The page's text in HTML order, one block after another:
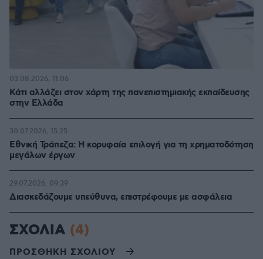
Κάτι αλλάζει στον χάρτη της πανεπιστημιακής εκπαίδευσης
στην Ελλάδα
03.08.2026, 11:06
Εθνική Τράπεζα: Η κορυφαία επιλογή για τη χρηματοδότηση
μεγάλων έργων
30.07.2026, 15:25
Διασκεδάζουμε υπεύθυνα, επιστρέφουμε με ασφάλεια
29.07.2026, 09:39
ΣΧΟΛΙΑ (4)
ΠΡΟΣΘΗΚΗ ΣΧΟΛΙΟΥ